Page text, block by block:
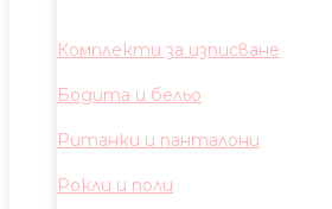
Комплекти за изписване
Бодита и бельо
Ританки и панталони
Рокли и поли